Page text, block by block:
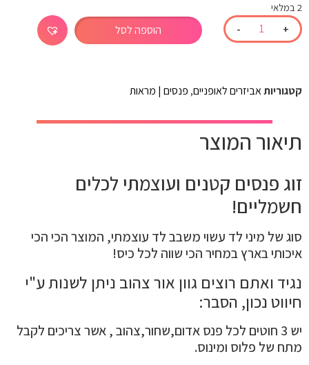
2 במלאי
+
- הוספה לסל
קטגוריותאביזרים לאופניים, פנסים | מראות
תיאור המוצר
זוג פנסים קטנים ועוצמתי לכלים
חשמליים!
סוג של מיני לד עשוי משבב לד עוצמתי, המוצר הכי הכי
איכותי בארץ במחיר הכי שווה לכל כיס!
נגיד ואתם רוצים גוון אור צהוב ניתן לשנות ע"י
חיווט נכון, הסבר:
יש 3 חוטים לכל פנס אדום,שחור,צהוב , אשר צריכים לקבל
מתח של פלוס ומינוס.